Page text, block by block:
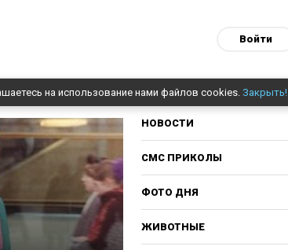
Войти
на использование нами файлов cookies. Закрыть!
НОВОСТИ
СМС ПРИКОЛЫ
ФОТО ДНЯ
ЖИВОТНЫЕ